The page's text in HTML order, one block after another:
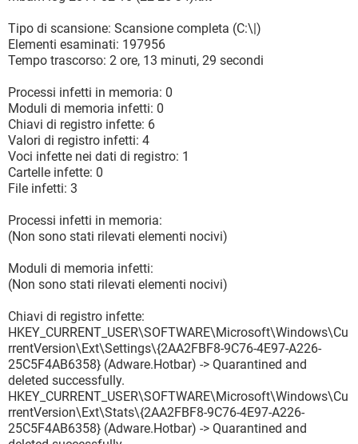
F2 - REG:system.ini:
UserInit=C:\WINDOWS\system32\userinit.exe,C:\WINDOWS\
system32\sdra64.exe,
O1 - Hosts: 74.125.45.100 securitysoftwarepayments.com
O1 - Hosts: 74.125.45.100 privatesecuredpayments.com
O1 - Hosts: 74.125.45.100
secure.privatesecuredpayments.com
O1 - Hosts: 74.125.45.100 getantivirusplusnow.com
O1 - Hosts: 74.125.45.100 secure-plus-payments.com
O1 - Hosts: 74.125.45.100 www.getantivirusplusnow.com
O1 - Hosts: 74.125.45.100 www.getavplusnow.com
O1 - Hosts: 74.125.45.100 safebrowsing-cache.google.com
O1 - Hosts: 74.125.45.100 www.securesoftwarebill.com
O1 - Hosts: 74.125.45.100 secure.paysecuresystem.com
O1 - Hosts: 74.125.45.100 protected.maxisoftwaremart.com
O1 - Hosts: 67.212.189.114 www.google.com
O1 - Hosts: 67.212.189.114 google.com
O1 - Hosts: 67.212.189.114 google.com.au
O1 - Hosts: 67.212.189.114 www.google.com.au
O1 - Hosts: 67.212.189.114 google.be
O1 - Hosts: 67.212.189.114 www.google.be
O1 - Hosts: 67.212.189.114 google.com.br
Tipo di scansione: Scansione completa (C:\|)
Elementi esaminati: 197956
Tempo trascorso: 2 ore, 13 minuti, 29 secondi
Processi infetti in memoria: 0
Moduli di memoria infetti: 0
Chiavi di registro infette: 6
Valori di registro infetti: 4
Voci infette nei dati di registro: 1
Cartelle infette: 0
File infetti: 3
Processi infetti in memoria:
(Non sono stati rilevati elementi nocivi)
Moduli di memoria infetti:
(Non sono stati rilevati elementi nocivi)
Chiavi di registro infette:
HKEY_CURRENT_USER\SOFTWARE\Microsoft\Windows\Cu
rrentVersion\Ext\Settings\{2AA2FBF8-9C76-4E97-A226-
25C5F4AB6358} (Adware.Hotbar) -> Quarantined and
deleted successfully.
HKEY_CURRENT_USER\SOFTWARE\Microsoft\Windows\Cu
rrentVersion\Ext\Stats\{2AA2FBF8-9C76-4E97-A226-
25C5F4AB6358} (Adware.Hotbar) -> Quarantined and